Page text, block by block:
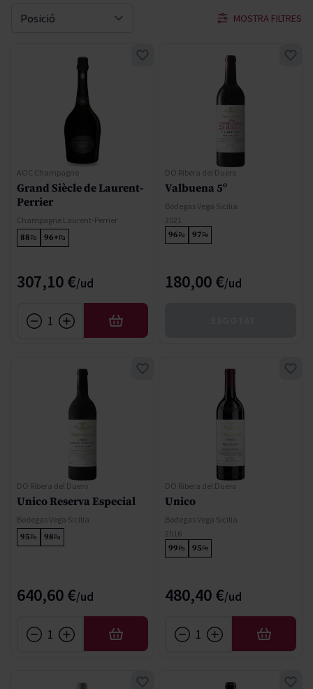
MOSTRA FILTRES
Sort By
AOC Champagne
Grand Siècle de Laurent-
Perrier
Champagne Laurent-Perrier
88Pa 96+Pa
307,10 €
AFEGIR
DO Ribera del Duero
Valbuena 5º
Bodegas Vega Sicilia
2021
96Pa 97Pe
180,00 €
DO Ribera del Duero
Unico Reserva Especial
Bodegas Vega Sicilia
95Pa 98Pa
640,60 €
AFEGIR
DO Ribera del Duero
Unico
Bodegas Vega Sicilia
2016
99Pa 95Pe
480,40 €
AFEGIR